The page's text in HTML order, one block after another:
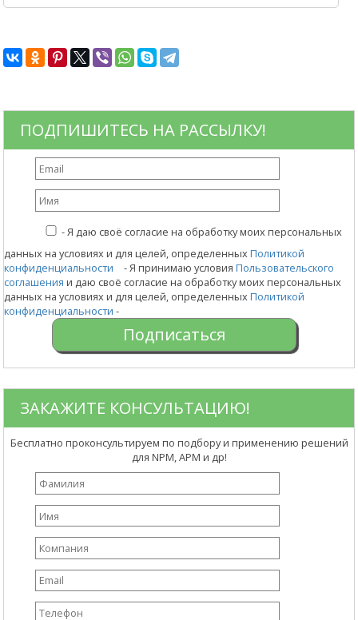
ПОДПИШИТЕСЬ НА РАССЫЛКУ!
-Я даю своё согласие на обработку моих персональных
данных на условиях и для целей, определенныхПолитикой
конфиденциальности
- Я принимаю условияПользовательского
соглашения и даю своё согласие на обработку моих персональных
данных на условиях и для целей, определенныхПолитикой
конфиденциальности -
ЗАКАЖИТЕ КОНСУЛЬТАЦИЮ!
Бесплатно проконсультируем по подбору и применению решений
для NPM, APM и др!